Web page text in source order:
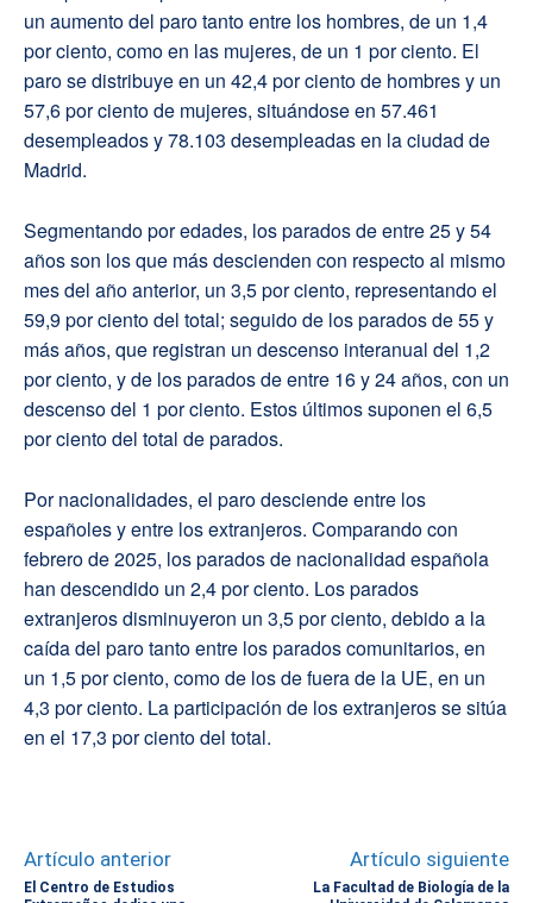
un aumento del paro tanto entre los hombres, de un 1,4
por ciento, como en las mujeres, de un 1 por ciento. El
paro se distribuye en un 42,4 por ciento de hombres y un
57,6 por ciento de mujeres, situándose en 57.461
desempleados y 78.103 desempleadas en la ciudad de
Madrid.
Segmentando por edades, los parados de entre 25 y 54
años son los que más descienden con respecto al mismo
mes del año anterior, un 3,5 por ciento, representando el
59,9 por ciento del total; seguido de los parados de 55 y
más años, que registran un descenso interanual del 1,2
por ciento, y de los parados de entre 16 y 24 años, con un
descenso del 1 por ciento. Estos últimos suponen el 6,5
por ciento del total de parados.
Por nacionalidades, el paro desciende entre los
españoles y entre los extranjeros. Comparando con
febrero de 2025, los parados de nacionalidad española
han descendido un 2,4 por ciento. Los parados
extranjeros disminuyeron un 3,5 por ciento, debido a la
caída del paro tanto entre los parados comunitarios, en
un 1,5 por ciento, como de los de fuera de la UE, en un
4,3 por ciento. La participación de los extranjeros se sitúa
en el 17,3 por ciento del total.
Artículo anterior
El Centro de Estudios
Artículo siguiente
La Facultad de Biología de la